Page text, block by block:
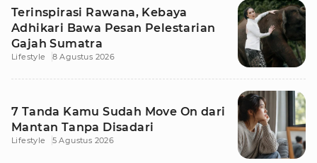
Terinspirasi Rawana, Kebaya
Adhikari Bawa Pesan Pelestarian
Gajah Sumatra
Lifestyle 8 Agustus 2026
7 Tanda Kamu Sudah Move On dari
Mantan Tanpa Disadari
Lifestyle 5 Agustus 2026